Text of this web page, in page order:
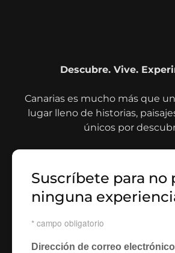
Descubre. Vive.
Canarias es mucho más que
lugar lleno de historias,
únicos por
Suscríbete para no
ninguna
* campo obligatorio
Dirección de correo electrónico